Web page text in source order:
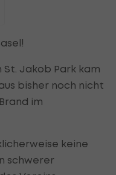
Jakob Park kam
bisher noch nicht
im
keine
schwerer